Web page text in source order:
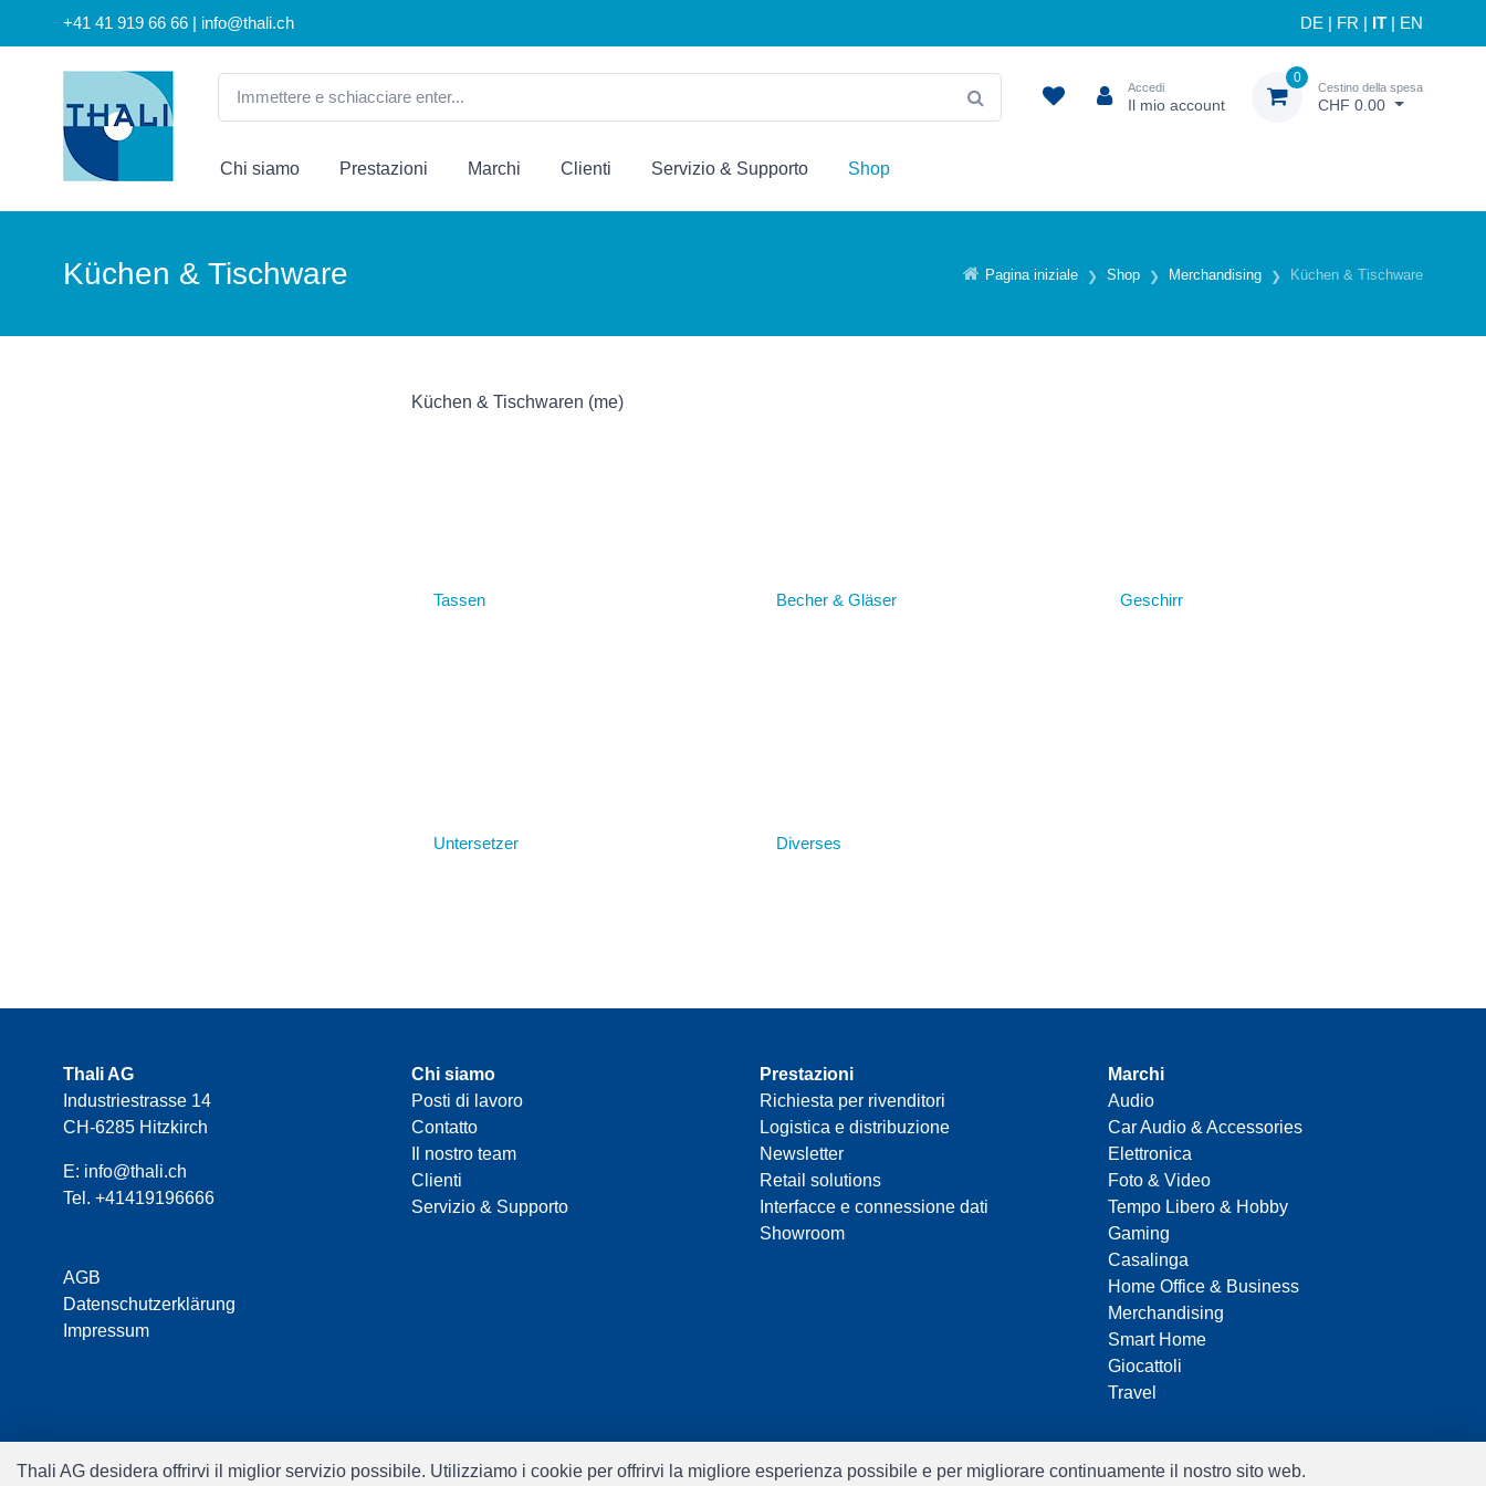
+41 41 919 66 66 | info@thali.ch DE FR IT EN
Accedi
Il mio account
0
Cestino della spesa
CHF 0.00
Chi siamo Prestazioni Marchi Clienti Servizio & Supporto Shop
Pagina iniziale Shop Merchandising Küchen & Tischware
Küchen & Tischware
Küchen & Tischwaren (me)
Tassen Becher & Gläser Geschirr
Untersetzer Diverses
Thali AG
Industriestrasse 14
CH-6285 Hitzkirch
E: info@thali.ch
Tel. +41419196666
AGB
Datenschutzerklärung
Impressum
Chi siamo
Posti di lavoro
Contatto
Il nostro team
Clienti
Servizio & Supporto
Prestazioni
Richiesta per rivenditori
Logistica e distribuzione
Newsletter
Retail solutions
Interfacce e connessione dati
Showroom
Marchi
Audio
Car Audio & Accessories
Elettronica
Foto & Video
Tempo Libero & Hobby
Gaming
Casalinga
Home Office & Business
Merchandising
Smart Home
Giocattoli
Travel
Thali AG desidera offrirvi il miglior servizio possibile. Utilizziamo i cookie per offrirvi la migliore esperienza possibile e per migliorare continuamente il nostro sito web.